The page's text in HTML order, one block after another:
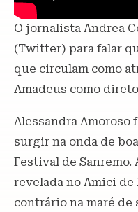
O jornalista Andrea
(Twitter) para falar
que circulam como
Amadeus como
Alessandra Amoroso
surgir na onda de
Festival de Sanremo.
revelada no Amici
contrário na maré de